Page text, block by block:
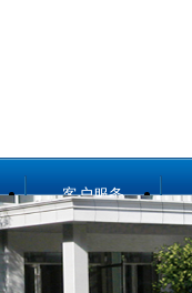
客户服务
关于壹号娱乐
动态地图